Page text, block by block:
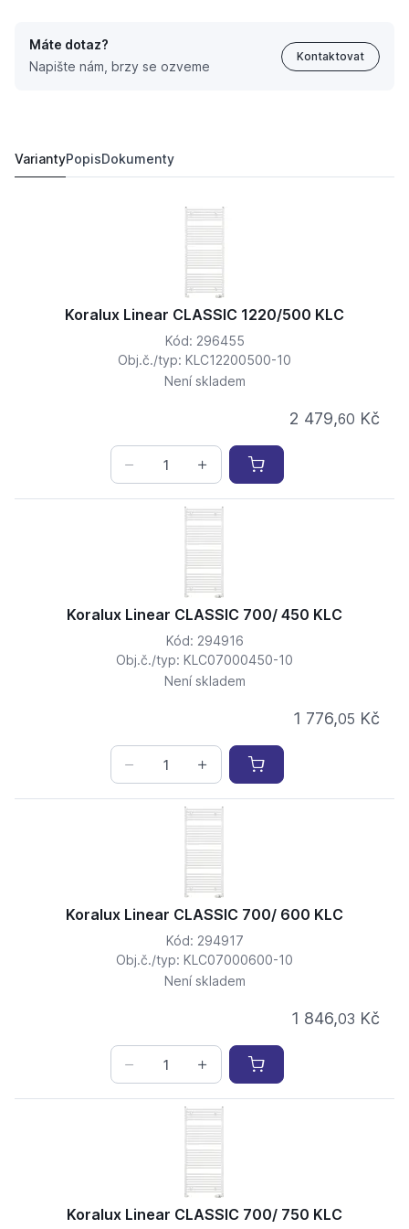
Máte dotaz?
Napište nám, brzy se ozveme
Kontaktovat
VariantyPopisDokumenty
Koralux Linear CLASSIC 1220/500 KLC
Kód: 296455
Obj.č./typ: KLC12200500-10
Není skladem
2 479,60 Kč
Koralux Linear CLASSIC 700/ 450 KLC
Kód: 294916
Obj.č./typ: KLC07000450-10
Není skladem
1 776,05 Kč
Koralux Linear CLASSIC 700/ 600 KLC
Kód: 294917
Obj.č./typ: KLC07000600-10
Není skladem
1 846,03 Kč
Koralux Linear CLASSIC 700/ 750 KLC